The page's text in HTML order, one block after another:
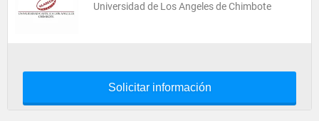
Universidad de Los Angeles de Chimbote
Solicitar información